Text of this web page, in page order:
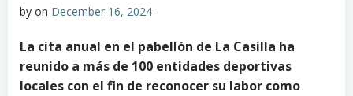
by on December 16, 2024
La cita anual en el pabellón de La Casilla ha
reunido a más de 100 entidades deportivas
locales con el fin de reconocer su labor como